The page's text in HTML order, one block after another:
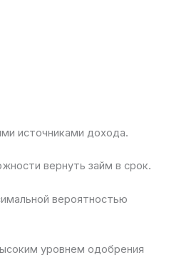
источниками дохода.
вернуть займ в срок.
вероятностью
уровнем одобрения